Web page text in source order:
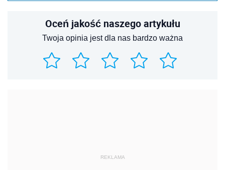
Oceń jakość naszego artykułu
Twoja opinia jest dla nas bardzo ważna
REKLAMA